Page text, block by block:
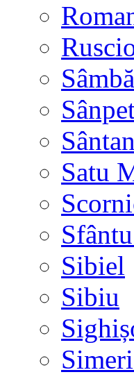
Satu
Sibiel
Sibiu